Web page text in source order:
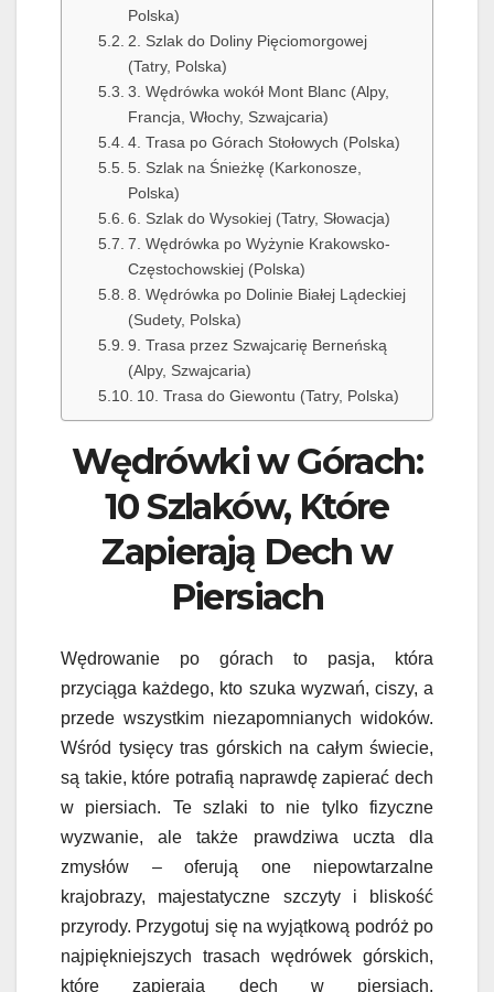
Polska)
2. Szlak do Doliny Pięciomorgowej
(Tatry, Polska)
3. Wędrówka wokół Mont Blanc (Alpy,
Francja, Włochy, Szwajcaria)
4. Trasa po Górach Stołowych (Polska)
5. Szlak na Śnieżkę (Karkonosze,
Polska)
6. Szlak do Wysokiej (Tatry, Słowacja)
7. Wędrówka po Wyżynie Krakowsko-
Częstochowskiej (Polska)
8. Wędrówka po Dolinie Białej Lądeckiej
(Sudety, Polska)
9. Trasa przez Szwajcarię Berneńską
(Alpy, Szwajcaria)
10. Trasa do Giewontu (Tatry, Polska)
Wędrówki w Górach:
10 Szlaków, Które
Zapierają Dech w
Piersiach
Wędrowanie po górach to pasja, która
przyciąga każdego, kto szuka wyzwań, ciszy, a
przede wszystkim niezapomnianych widoków.
Wśród tysięcy tras górskich na całym świecie,
są takie, które potrafią naprawdę zapierać dech
w piersiach. Te szlaki to nie tylko fizyczne
wyzwanie, ale także prawdziwa uczta dla
zmysłów – oferują one niepowtarzalne
krajobrazy, majestatyczne szczyty i bliskość
przyrody. Przygotuj się na wyjątkową podróż po
najpiękniejszych trasach wędrówek górskich,
które zapierają dech w piersiach.